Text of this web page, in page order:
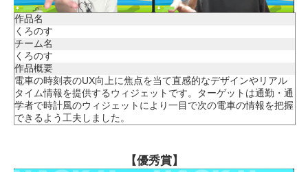
作品名
くろのす
チーム名
くろのす
作品概要
電車の時刻表のUX向上に焦点を当て直感的なデザインやリアル
タイム情報を提供するウィジェットです。ターゲットは通勤・通
学者で時計風のウィジェットにより一目で次の電車の情報を把握
できるよう工夫しました。
【優秀賞】